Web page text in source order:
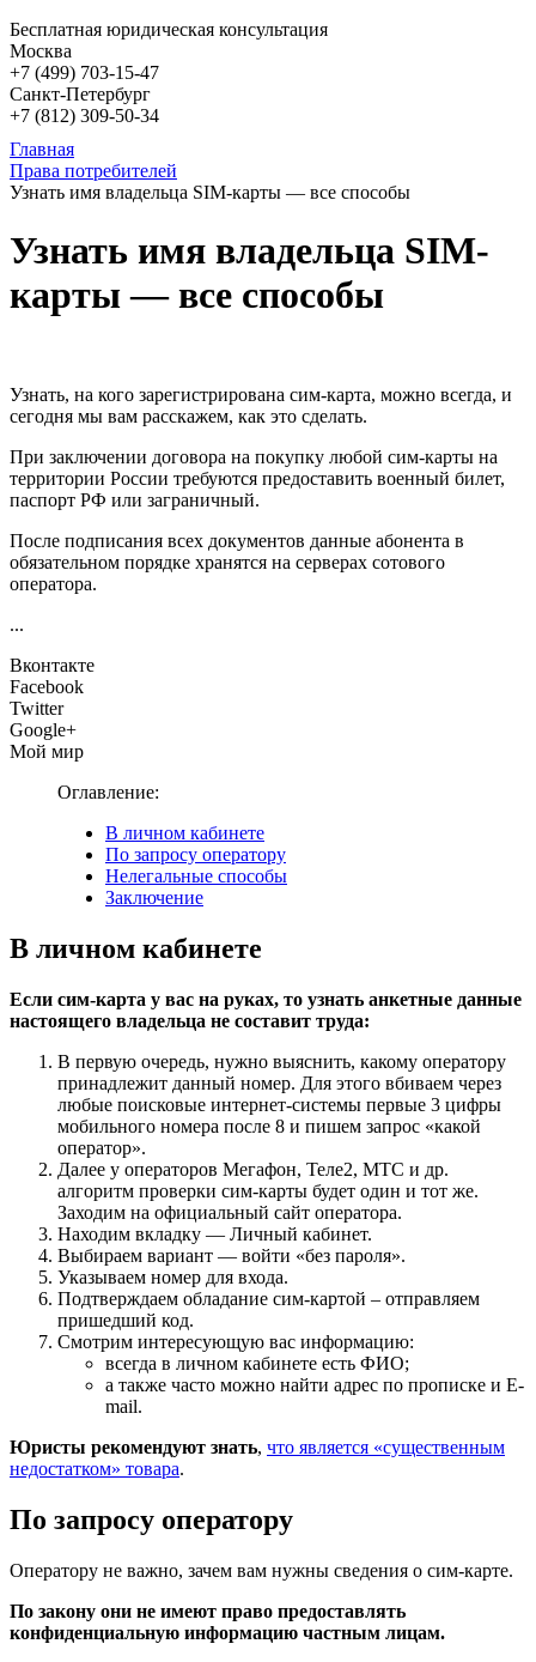
Бесплатная юридическая консультация
Москва
+7 (499) 703-15-47
Санкт-Петербург
+7 (812) 309-50-34
Главная
Права потребителей
Узнать имя владельца SIM-карты — все способы
Узнать имя владельца SIM-
карты — все способы
Узнать, на кого зарегистрирована сим-карта, можно всегда, и
сегодня мы вам расскажем, как это сделать.
При заключении договора на покупку любой сим-карты на
территории России требуются предоставить военный билет,
паспорт РФ или заграничный.
После подписания всех документов данные абонента в
обязательном порядке хранятся на серверах сотового
оператора.
...
Вконтакте
Facebook
Twitter
Google+
Мой мир
Оглавление:
В личном кабинете
По запросу оператору
Нелегальные способы
Заключение
В личном кабинете
Если сим-карта у вас на руках, то узнать анкетные данные
настоящего владельца не составит труда:
В первую очередь, нужно выяснить, какому оператору
принадлежит данный номер. Для этого вбиваем через
любые поисковые интернет-системы первые 3 цифры
мобильного номера после 8 и пишем запрос «какой
оператор».
Далее у операторов Мегафон, Теле2, МТС и др.
алгоритм проверки сим-карты будет один и тот же.
Заходим на официальный сайт оператора.
Находим вкладку — Личный кабинет.
Выбираем вариант — войти «без пароля».
Указываем номер для входа.
Подтверждаем обладание сим-картой – отправляем
пришедший код.
Смотрим интересующую вас информацию:
всегда в личном кабинете есть ФИО;
а также часто можно найти адрес по прописке и E-
mail.
Юристы рекомендуют знать, что является «существенным
недостатком» товара.
По запросу оператору
Оператору не важно, зачем вам нужны сведения о сим-карте.
По закону они не имеют право предоставлять
конфиденциальную информацию частным лицам.